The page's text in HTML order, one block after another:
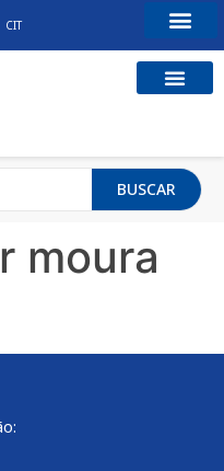
CIT
BUSCAR
moura